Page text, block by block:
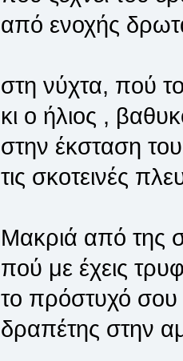
από ενοχής
στη νύχτα, πού
κι ο ήλιος ,
στην έκσταση
τις σκοτεινές
Μακριά από της
πού με έχεις
το πρόστυχό σου
δραπέτης στην